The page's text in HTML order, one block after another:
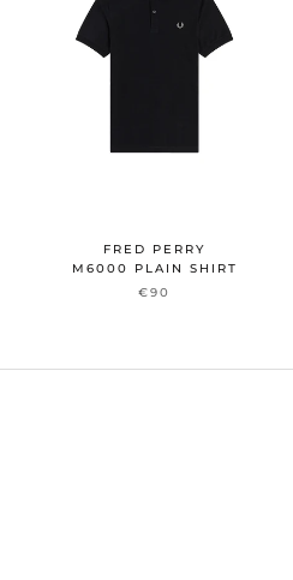
FRED PERRY
M6000 PLAIN SHIRT
€90